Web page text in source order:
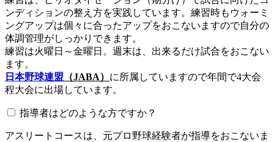
ンディションの整え方を実践しています。練習時もウォーミ
ングアップは個々に合ったアップをおこないますので自分の
体調管理がしっかりできます。
練習は火曜日～金曜日。週末は、出来るだけ試合をおこない
ます。
日本野球連盟 （JABA） に所属していますので年間で4大会
程大会に出場しています。
指導者はどのような方ですか？
アスリートコースは、元プロ野球経験者が指導をおこないま